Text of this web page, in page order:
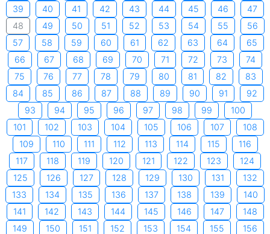
39
40 41 42 43 44 45 46
47
48
49 50 51 52 53 54 55
56
57
58 59 60 61 62 63 64
65
66
67 68 69 70 71 72 73
74
75
76 77 78 79 80 81 82
83
84
85 86 87 88 89 90 91
92
93
94 95 96 97 98 99
100
101
102 103 104 105 106 107
108
109
110 111 112 113 114 115
116
117
118 119 120 121 122 123
124
125
126 127 128 129 130 131
132
133
134 135 136 137 138 139
140
141
142 143 144 145 146 147
148
149
150 151 152 153 154 155
156